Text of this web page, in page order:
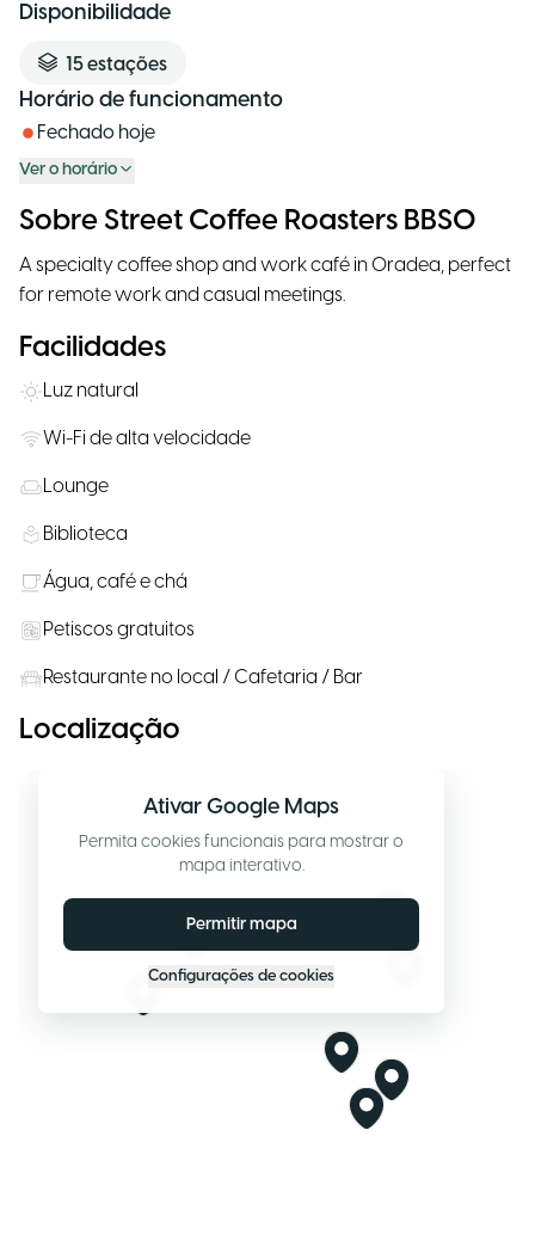
Disponibilidade
15estações
Horário de funcionamento
Fechado hoje
Ver o horário
Sobre Street Coffee Roasters BBSO
A specialty coffee shop and work café in Oradea, perfect
for remote work and casual meetings.
Facilidades
Luz natural
Wi-Fi de alta velocidade
Lounge
Biblioteca
Água, café e chá
Petiscos gratuitos
Restaurante no local / Cafetaria / Bar
Localização
Ativar Google Maps
Permita cookies funcionais para mostrar o
mapa interativo.
Permitir mapa
Configurações de cookies